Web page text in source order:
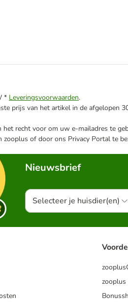
* Leveringsvoorwaarden.
prijs van het artikel in de afgelopen
het recht voor om uw e-mailadres te
zooplus of door ons Privacy Portal te
Nieuwsbrief
Selecteer je huisdier(en)
zooplus